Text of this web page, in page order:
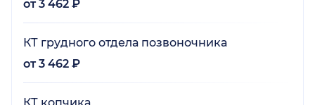
от 3 462 ₽
КТ грудного отдела позвоночника
от 3 462 ₽